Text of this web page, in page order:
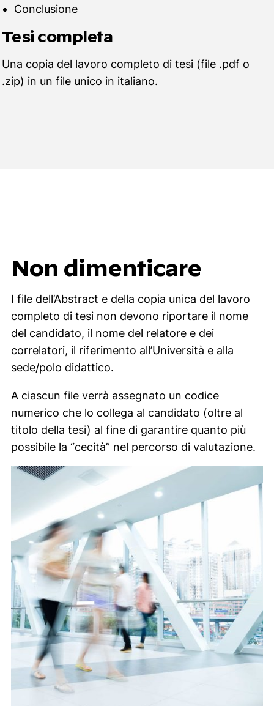
Conclusione
Tesi completa
Una copia del lavoro completo di tesi (file .pdf o
.zip) in un file unico in italiano.
Non dimenticare
I file dell’Abstract e della copia unica del lavoro
completo di tesi non devono riportare il nome
del candidato, il nome del relatore e dei
correlatori, il riferimento all’Università e alla
sede/polo didattico.
A ciascun file verrà assegnato un codice
numerico che lo collega al candidato (oltre al
titolo della tesi) al fine di garantire quanto più
possibile la “cecità” nel percorso di valutazione.